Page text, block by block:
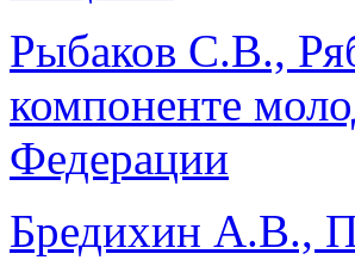
Рыбаков С.В.,
компоненте
Федерации
Бредихин А.В.,